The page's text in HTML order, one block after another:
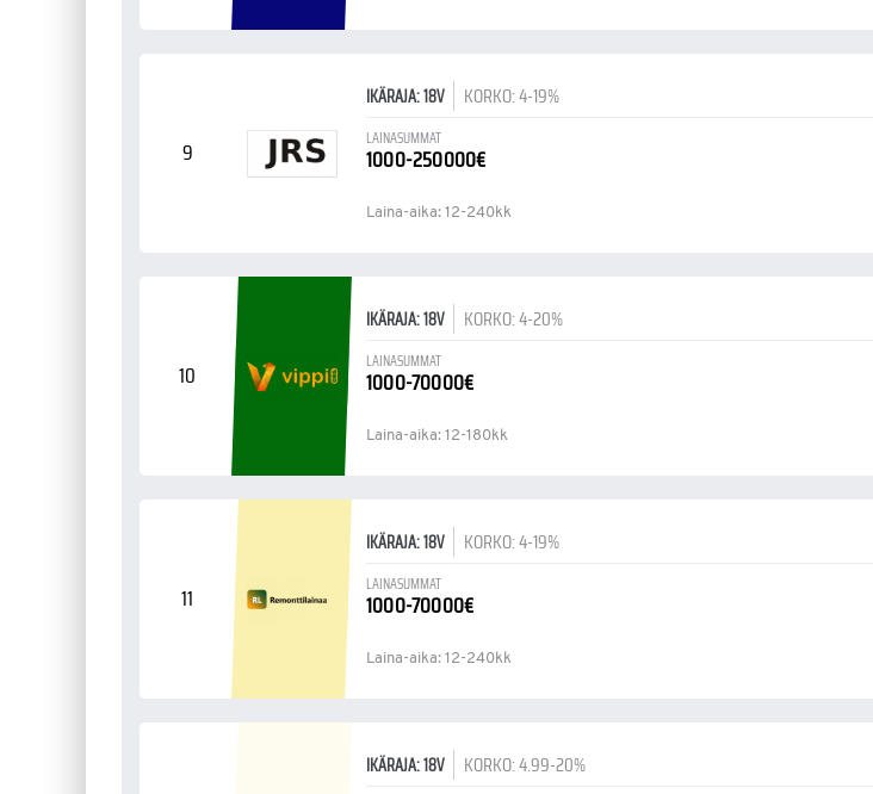
9
IKÄRAJA: 18V KORKO: 4-19%
LAINASUMMAT
1000-250000€
Laina-aika: 12-240kk
10
IKÄRAJA: 18V KORKO: 4-20%
LAINASUMMAT
1000-70000€
Laina-aika: 12-180kk
11
IKÄRAJA: 18V KORKO: 4-19%
LAINASUMMAT
1000-70000€
Laina-aika: 12-240kk
IKÄRAJA: 18V KORKO: 4.99-20%